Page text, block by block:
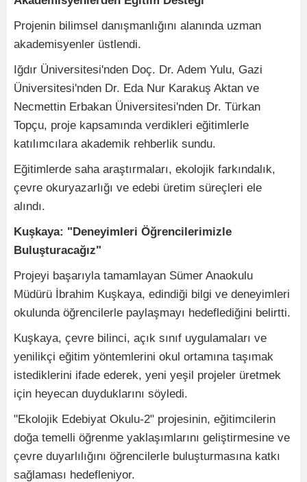
Projenin bilimsel danışmanlığını alanında uzman
akademisyenler üstlendi.
Iğdır Üniversitesi'nden Doç. Dr. Adem Yulu, Gazi
Üniversitesi'nden Dr. Eda Nur Karakuş Aktan ve
Necmettin Erbakan Üniversitesi'nden Dr. Türkan
Topçu, proje kapsamında verdikleri eğitimlerle
katılımcılara akademik rehberlik sundu.
Eğitimlerde saha araştırmaları, ekolojik farkındalık,
çevre okuryazarlığı ve edebi üretim süreçleri ele
alındı.
Kuşkaya: "Deneyimleri Öğrencilerimizle
Buluşturacağız"
Projeyi başarıyla tamamlayan Sümer Anaokulu
Müdürü İbrahim Kuşkaya, edindiği bilgi ve deneyimleri
okulunda öğrencilerle paylaşmayı hedeflediğini belirtti.
Kuşkaya, çevre bilinci, açık sınıf uygulamaları ve
yenilikçi eğitim yöntemlerini okul ortamına taşımak
istediklerini ifade ederek, yeni yeşil projeler üretmek
için heyecan duyduklarını söyledi.
"Ekolojik Edebiyat Okulu-2" projesinin, eğitimcilerin
doğa temelli öğrenme yaklaşımlarını geliştirmesine ve
çevre duyarlılığını öğrencilerle buluşturmasına katkı
sağlaması hedefleniyor.